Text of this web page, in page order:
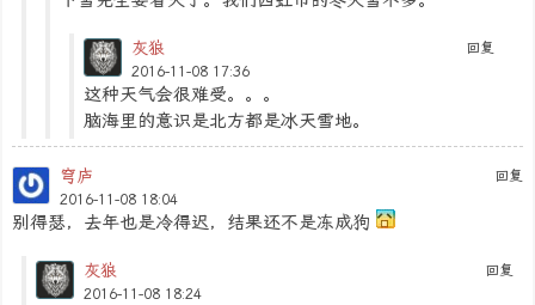
回复
灰狼
2016-11-08 17:36
这种天气会很难受。。。
脑海里的意识是北方都是冰天雪地。
回复
穹庐
2016-11-08 18:04
别得瑟，去年也是冷得迟，结果还不是冻成狗
回复
灰狼
2016-11-08 18:24